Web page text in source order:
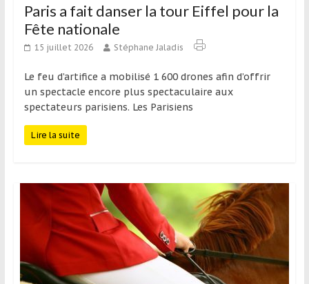
Paris a fait danser la tour Eiffel pour la
Fête nationale
15 juillet 2026 Stéphane Jaladis
Le feu d’artifice a mobilisé 1 600 drones afin d’offrir
un spectacle encore plus spectaculaire aux
spectateurs parisiens. Les Parisiens
Lire la suite